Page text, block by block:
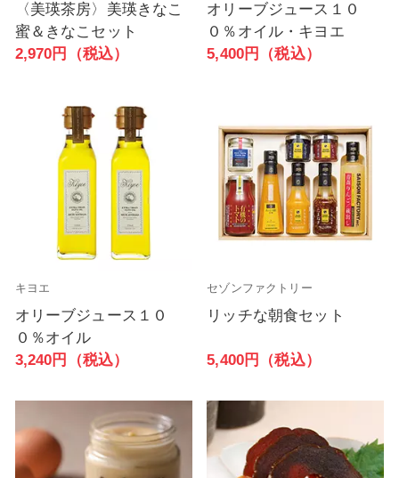
〈美瑛茶房〉美瑛きなこ
蜜＆きなこセット
2,970円（税込）
オリーブジュース１０
０％オイル・キヨエ
5,400円（税込）
キヨエ
オリーブジュース１０
０％オイル
3,240円（税込）
セゾンファクトリー
リッチな朝食セット
5,400円（税込）